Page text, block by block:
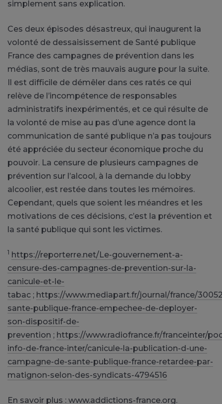
simplement sans explication.
Ces deux épisodes désastreux, qui inaugurent la
volonté de dessaisissement de Santé publique
France des campagnes de prévention dans les
médias, sont de très mauvais augure pour la suite.
Il est difficile de démêler dans ces ratés ce qui
relève de l’incompétence de responsables
administratifs inexpérimentés, et ce qui résulte de
la volonté de mise au pas d’une agence dont la
communication de santé publique n’a pas toujours
été appréciée du secteur économique proche du
pouvoir. La censure de plusieurs campagnes de
prévention sur l’alcool, à la demande du lobby
alcoolier, est restée dans toutes les mémoires.
Cependant, quels que soient les méandres et les
motivations de ces décisions, c’est la prévention et
la santé publique qui sont les victimes.
1 https://reporterre.net/Le-gouvernement-a-
censure-des-campagnes-de-prevention-sur-la-
canicule-et-le-
tabac ; https://www.mediapart.fr/journal/france/
sante-publique-france-empechee-de-deployer-
son-dispositif-de-
prevention ; https://www.radiofrance.fr/franceinter/
info-de-france-inter/canicule-la-publication-d-une-
campagne-de-sante-publique-france-retardee-par-
matignon-selon-des-syndicats-4794516
En savoir plus : www.addictions-france.org.